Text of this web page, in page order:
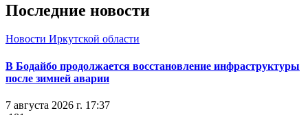
Последние новости
Новости Иркутской области
В Бодайбо продолжается восстановление инфраструктуры
после зимней аварии
7 августа 2026 г. 17:37